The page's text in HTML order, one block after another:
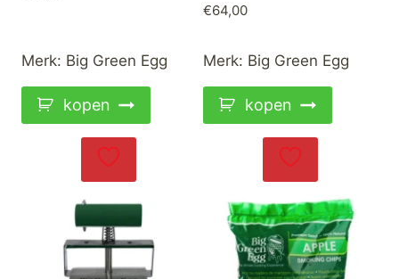
Merk: Big Green Egg
kopen
€64,00
Merk: Big Green Egg
kopen